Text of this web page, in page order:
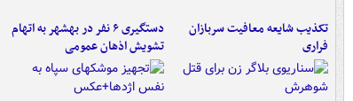
تکذیب شایعه معافیت سربازان
فراری
دستگیری ۶ نفر در بهشهر به اتهام
تشویش اذهان عمومی